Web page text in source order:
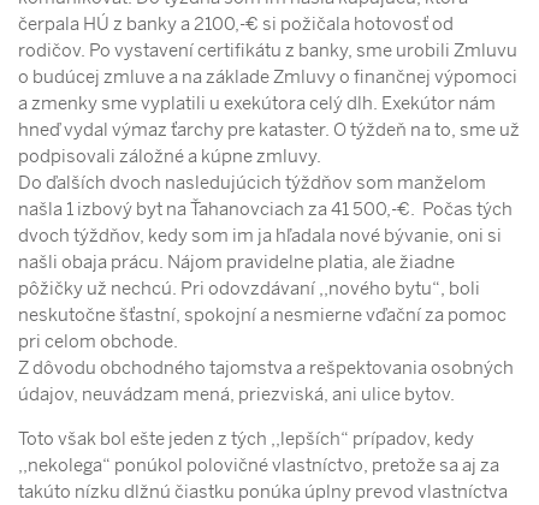
čerpala HÚ z banky a 2100,-€ si požičala hotovosť od
rodičov. Po vystavení certifikátu z banky, sme urobili Zmluvu
o budúcej zmluve a na základe Zmluvy o finančnej výpomoci
a zmenky sme vyplatili u exekútora celý dlh. Exekútor nám
hneď vydal výmaz ťarchy pre kataster. O týždeň na to, sme už
podpisovali záložné a kúpne zmluvy.
Do ďalších dvoch nasledujúcich týždňov som manželom
našla 1 izbový byt na Ťahanovciach za 41 500,-€. Počas tých
dvoch týždňov, kedy som im ja hľadala nové bývanie, oni si
našli obaja prácu. Nájom pravidelne platia, ale žiadne
pôžičky už nechcú. Pri odovzdávaní ,,nového bytu“, boli
neskutočne šťastní, spokojní a nesmierne vďační za pomoc
pri celom obchode.
Z dôvodu obchodného tajomstva a rešpektovania osobných
údajov, neuvádzam mená, priezviská, ani ulice bytov.
Toto však bol ešte jeden z tých ,,lepších“ prípadov, kedy
,,nekolega“ ponúkol polovičné vlastníctvo, pretože sa aj za
takúto nízku dlžnú čiastku ponúka úplny prevod vlastníctva